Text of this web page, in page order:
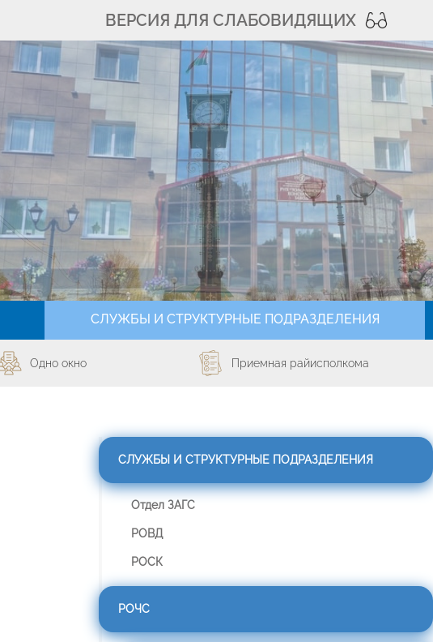
ВЕРСИЯ ДЛЯ СЛАБОВИДЯЩИХ
СЛУЖБЫ И СТРУКТУРНЫЕ ПОДРАЗДЕЛЕНИЯ
Одно окно Приемная райисполкома
СЛУЖБЫ И СТРУКТУРНЫЕ ПОДРАЗДЕЛЕНИЯ
Отдел ЗАГС
РОВД
РОСК
РОЧС